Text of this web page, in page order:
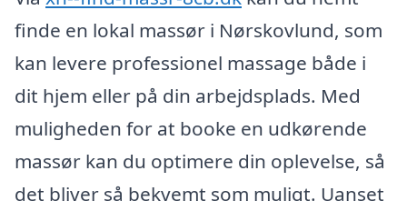
finde en lokal massør i Nørskovlund, som
kan levere professionel massage både i
dit hjem eller på din arbejdsplads. Med
muligheden for at booke en udkørende
massør kan du optimere din oplevelse, så
det bliver så bekvemt som muligt. Uanset